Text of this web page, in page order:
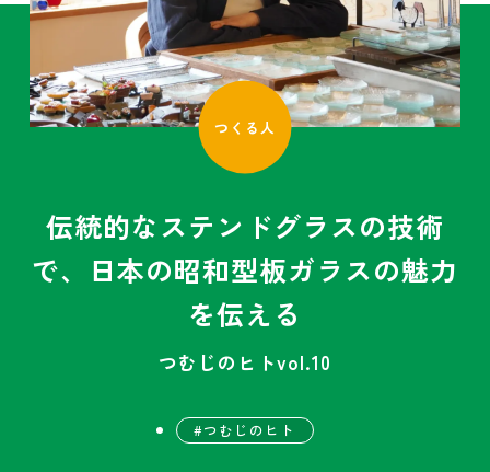
つくる人
伝統的なステンドグラスの技術
で、日本の昭和型板ガラスの魅力
を伝える
つむじのヒトvol.10
つむじのヒト